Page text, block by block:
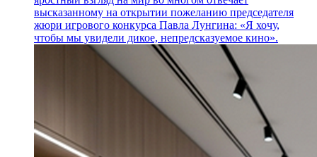
высказанному на открытии пожеланию председателя
жюри игрового конкурса Павла Лунгина: «Я хочу,
чтобы мы увидели дикое, непредсказуемое кино».